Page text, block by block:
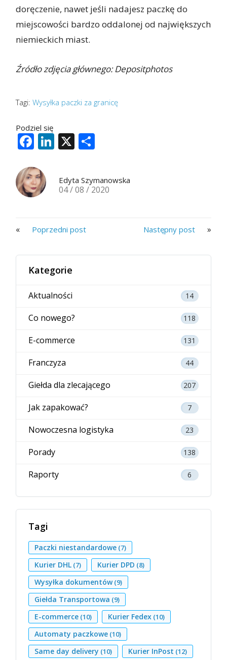
doręczenie, nawet jeśli nadajesz paczkę do
miejscowości bardzo oddalonej od największych
niemieckich miast.
Źródło zdjęcia głównego: Depositphotos
Tagi:Wysyłka paczki za granicę
Podziel się
Facebook
LinkedIn
X
Edyta Szymanowska
04 / 08 / 2020
Poprzedni post
« Następny post »
Kategorie
Aktualności 14
Co nowego? 118
E-commerce 131
Franczyza 44
Giełda dla zlecającego 207
Jak zapakować? 7
Nowoczesna logistyka 23
Porady 138
Raporty 6
Tagi
Paczki niestandardowe (7)
Kurier DHL (7) Kurier DPD (8)
Wysyłka dokumentów(9)
Giełda Transportowa (9)
E-commerce (10) Kurier Fedex (10)
Automaty paczkowe (10)
Same day delivery (10) Kurier InPost (12)